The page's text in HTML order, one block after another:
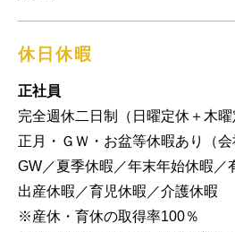
休日休暇
正社員
完全週休二日制（日曜定休＋木曜
正月・ＧＷ・お盆等休暇あり（会
GW／夏季休暇／年末年始休暇／
出産休暇／育児休暇／介護休暇
※産休・育休の取得率100％